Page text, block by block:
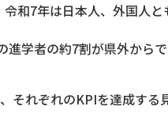
和7年は日本人、外国人
学者の約7割が県外から
それぞれのKPIを達成す